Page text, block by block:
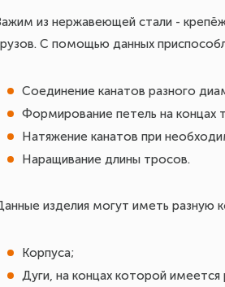
из нержавеющей стали -
С помощью данных
Соединение канатов разного
Формирование петель на концах
Натяжение канатов при
Наращивание длины тросов.
изделия могут иметь разную
Корпуса;
Дуги, на концах которой имеется